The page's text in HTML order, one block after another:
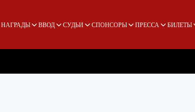
НАГРАДЫ ВВОД СУДЬИ СПОНСОРЫ ПРЕССА БИЛЕТЫ